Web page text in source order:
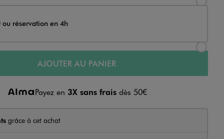
ou réservation en 4h
AJOUTER AU PANIER
Payez en 3X sans fraisdès 50€
grâce à cet achat